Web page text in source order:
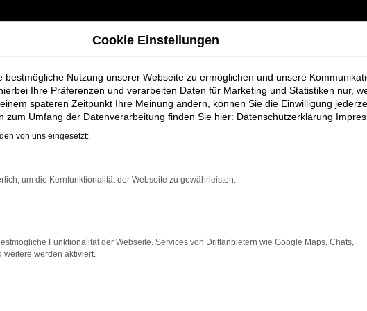
bei Bremer Fahrzeughaus Schmidt + Koch AG für Cuxhaven
Neuwagen bei
+ Koch AG
einenNeuwagen
suchen. Mit seiner modernen
der ein zuverlässiges und komfortables Fahrzeug
innovative Features und eine herausragende
Cookie Einstellungen
bestmögliche Nutzung unserer Webseite zu ermöglichen und unsere
Ihre Präferenzen und verarbeiten Daten für Marketing und Statistiken nur,
späteren Zeitpunkt Ihre Meinung ändern, können Sie die Einwilligung
zum Umfang der Datenverarbeitung finden Sie hier: Datenschutzerklärung
von uns eingesetzt:
um die Kernfunktionalität der Webseite zu gewährleisten.
Funktionalität der Webseite. Services von Drittanbietern wie Google Maps, Chats,
weitere werden aktiviert.